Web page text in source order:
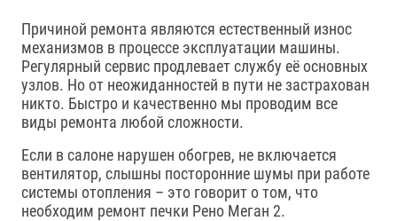
Причиной ремонта являются естественный износ
механизмов в процессе эксплуатации машины.
Регулярный сервис продлевает службу её основных
узлов. Но от неожиданностей в пути не застрахован
никто. Быстро и качественно мы проводим все
виды ремонта любой сложности.
Если в салоне нарушен обогрев, не включается
вентилятор, слышны посторонние шумы при работе
системы отопления – это говорит о том, что
необходим ремонт печки Рено Меган 2.